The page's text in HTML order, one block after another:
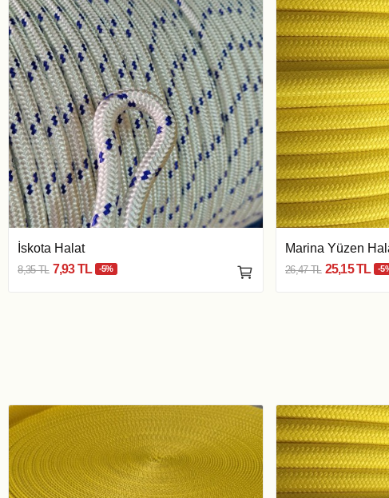
İskota Halat
8,35 TL 7,93 TL -5%
Marina Yüzen
26,47 TL 25,15 TL -